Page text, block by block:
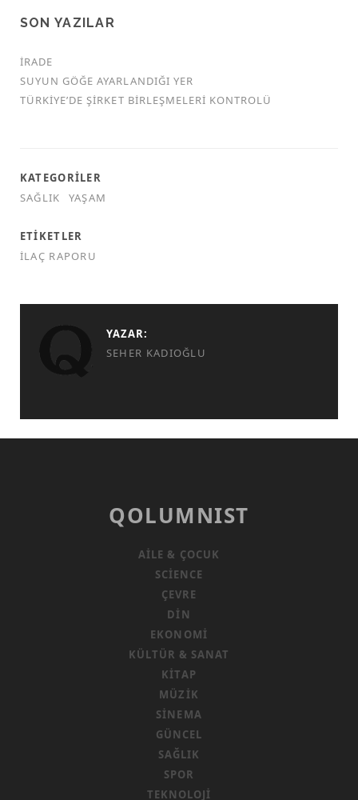
SON YAZILAR
İRADE
SUYUN GÖĞE AYARLANDIĞI YER
TÜRKİYE’DE ŞİRKET BİRLEŞMELERİ KONTROLÜ
KATEGORILER
SAĞLIK
YAŞAM
ETIKETLER
İLAÇ RAPORU
YAZAR:
SEHER KADIOĞLU
QOLUMNIST
AILE & ÇOCUK
SCIENCE
ÇEVRE
DIN
EKONOMI
KÜLTÜR & SANAT
KITAP
MÜZIK
SINEMA
GÜNCEL
SAĞLIK
SPOR
TEKNOLOJI